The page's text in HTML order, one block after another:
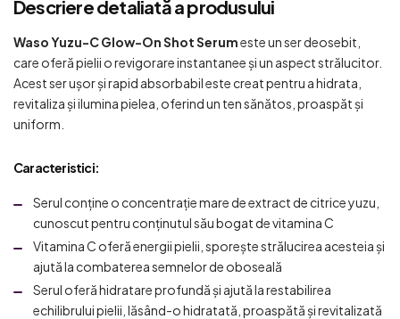
Descriere detaliată a produsului
Waso Yuzu-C Glow-On Shot Serumeste un ser deosebit,
care oferă pielii o revigorare instantanee și un aspect strălucitor.
Acest ser ușor și rapid absorbabil este creat pentru a hidrata,
revitaliza și ilumina pielea, oferind un ten sănătos, proaspăt și
uniform.
Caracteristici:
Serul conține o concentrație mare de extract de citrice yuzu,
cunoscut pentru conținutul său bogat de vitamina C
Vitamina C oferă energii pielii, sporește strălucirea acesteia și
ajută la combaterea semnelor de oboseală
Serul oferă hidratare profundă și ajută la restabilirea
echilibrului pielii, lăsând-o hidratată, proaspătă și revitalizată